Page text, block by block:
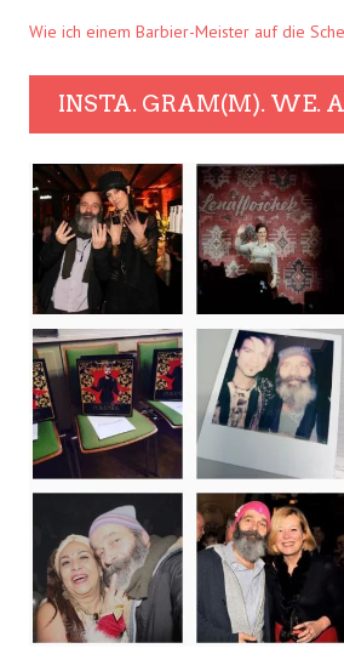
Wie ich einem Barbier-Meister auf die
INSTA. GRAM(M). WE.